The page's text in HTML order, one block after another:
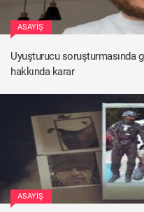
ASAYIŞ
Uyuşturucu soruşturmasında
hakkında karar
ASAYIŞ